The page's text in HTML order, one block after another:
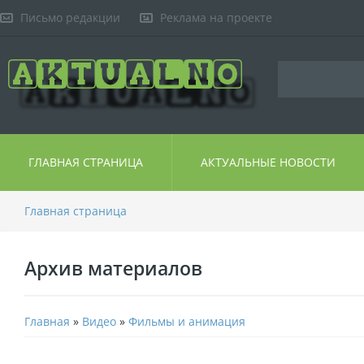
Письмо редакции Реклама на проекте
ГЛАВНАЯ СТРАНИЦА АКТУАЛЬНЫЕ НОВОСТИ
Главная страница
Архив материалов
Главная » Видео » Фильмы и анимация